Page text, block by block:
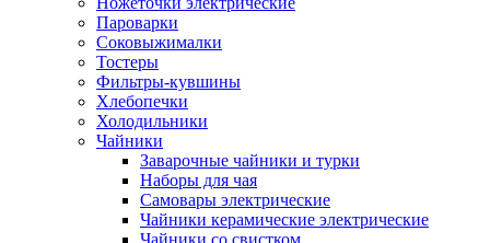
Пароварки
Соковыжималки
Тостеры
Фильтры-кувшины
Хлебопечки
Холодильники
Чайники
Заварочные чайники и турки
Наборы для чая
Самовары электрические
Чайники керамические электрические
Чайники со свистком